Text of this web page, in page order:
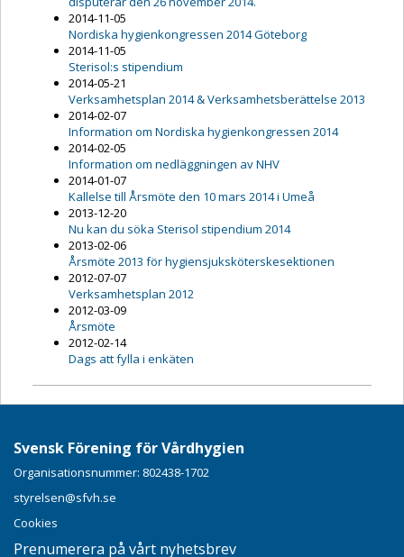
2014-11-05
Nordiska hygienkongressen 2014 Göteborg
2014-11-05
Sterisol:s stipendium
2014-05-21
Verksamhetsplan 2014 & Verksamhetsberättelse 2013
2014-02-07
Information om Nordiska hygienkongressen 2014
2014-02-05
Information om nedläggningen av NHV
2014-01-07
Kallelse till Årsmöte den 10 mars 2014 i Umeå
2013-12-20
Nu kan du söka Sterisol stipendium 2014
2013-02-06
Årsmöte 2013 för hygiensjuksköterskesektionen
2012-07-07
Verksamhetsplan 2012
2012-03-09
Årsmöte
2012-02-14
Dags att fylla i enkäten
Svensk Förening för Vårdhygien
Organisationsnummer: 802438-1702
styrelsen@sfvh.se
Cookies
Prenumerera på vårt nyhetsbrev